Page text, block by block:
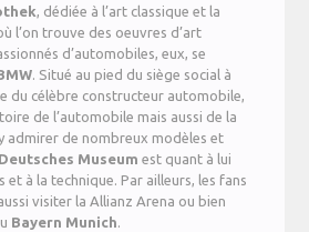
, dédiée à l’art classique et la
l’on trouve des oeuvres d’art
d’automobiles, eux, se
. Situé au pied du siège social à
du célèbre constructeur automobile,
de l’automobile mais aussi de la
admirer de nombreux modèles et
Deutsches Museum est quant à lui
et à la technique. Par ailleurs, les fans
visiter la Allianz Arena ou bien
Bayern Munich.